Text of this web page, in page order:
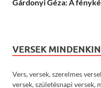
Gárdonyi Géza: A
VERSEK
Vers, versek, szerelmes
versek, születésnapi versek,